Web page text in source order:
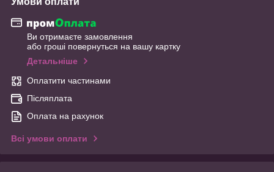
Ви отримаєте замовлення
або гроші повернуться на вашу картку
Детальніше
Оплатити частинами
Післяплата
Оплата на рахунок
Всі умови оплати